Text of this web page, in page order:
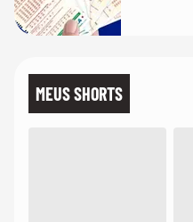
MEUS SHORTS